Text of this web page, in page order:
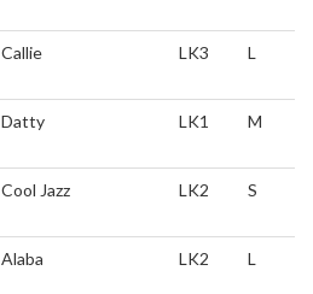
Callie LK3 L
Datty LK1 M
Cool Jazz LK2 S
Alaba LK2 L